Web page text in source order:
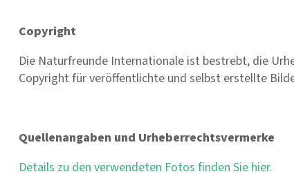
Copyright
Die Naturfreunde Internationale ist bestrebt, die
Copyright für veröffentlichte und selbst erstellte
Quellenangaben und Urheberrechtsvermerke
Details zu den verwendeten Fotos finden Sie hier.